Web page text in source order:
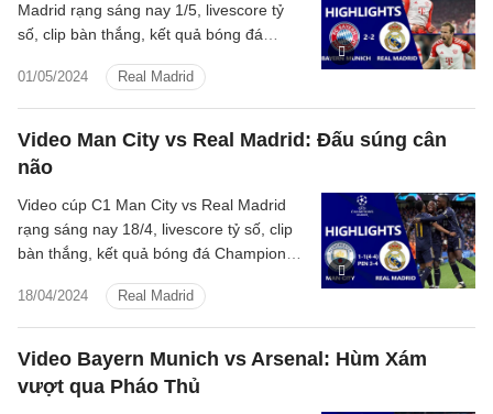
01/05/2024 Real Madrid
Madrid rạng sáng nay 1/5, livescore tỷ
số, clip bàn thắng, kết quả bóng đá
Munich đấu với Real Madrid hôm nay
Video Man City vs Real Madrid: Đấu súng cân
não
18/04/2024 Real Madrid
Video cúp C1 Man City vs Real Madrid
rạng sáng nay 18/4, livescore tỷ số, clip
bàn thắng, kết quả bóng đá Champions
Madrid
Video Bayern Munich vs Arsenal: Hùm Xám
vượt qua Pháo Thủ